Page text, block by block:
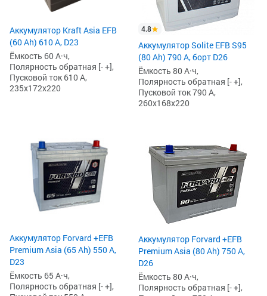
Аккумулятор Kraft Asia EFB
(60 Ah) 610 А, D23
Ёмкость 60 А·ч,
Полярность обратная [- +],
Пусковой ток 610 А,
235x172x220
4.8
Аккумулятор Solite EFB S95
(80 Ah) 790 А, борт D26
Ёмкость 80 А·ч,
Полярность обратная [- +],
Пусковой ток 790 А,
260x168x220
Аккумулятор Forvard +EFB
Premium Asia (65 Ah) 550 А,
D23
Ёмкость 65 А·ч,
Полярность обратная [- +],
Аккумулятор Forvard +EFB
Premium Asia (80 Ah) 750 А,
D26
Ёмкость 80 А·ч,
Полярность обратная [- +],